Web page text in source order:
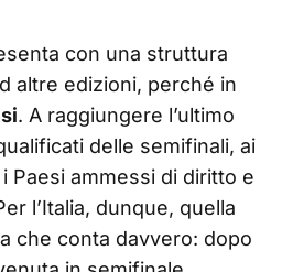
con una struttura
altre edizioni, perché in
. A raggiungere l’ultimo
delle semifinali, ai
Paesi ammessi di diritto e
l’Italia, dunque, quella
che conta davvero: dopo